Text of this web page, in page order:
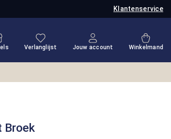
Klantenservice
Je hebt 0 items op je verlanglijstje
Verlanglijst Jouw account Winkelmand
Broek